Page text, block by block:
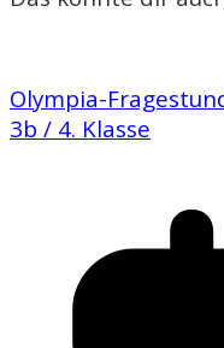
Olympia-
3b / 4. Klasse